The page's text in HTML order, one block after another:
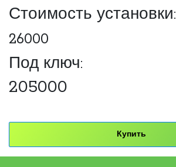
Стоимость установки:
26000
Под ключ:
205000
Купить